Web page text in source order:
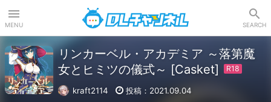
MENU SEARCH
リンカーベル・アカデミア ～落第魔
女とヒミツの儀式～ [Casket]
kraft2114
投稿：2021.09.04